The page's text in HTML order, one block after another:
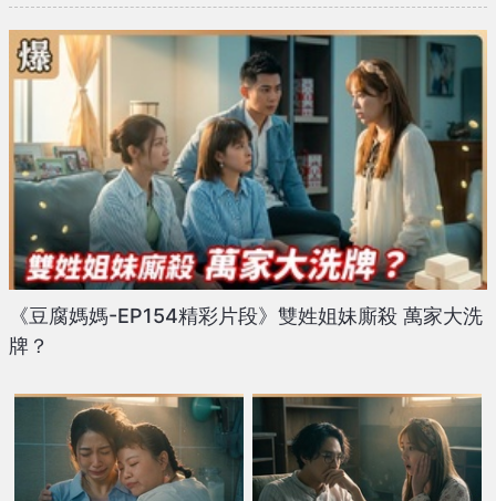
《豆腐媽媽-EP154精彩片段》雙姓姐妹廝殺 萬家大洗
牌？